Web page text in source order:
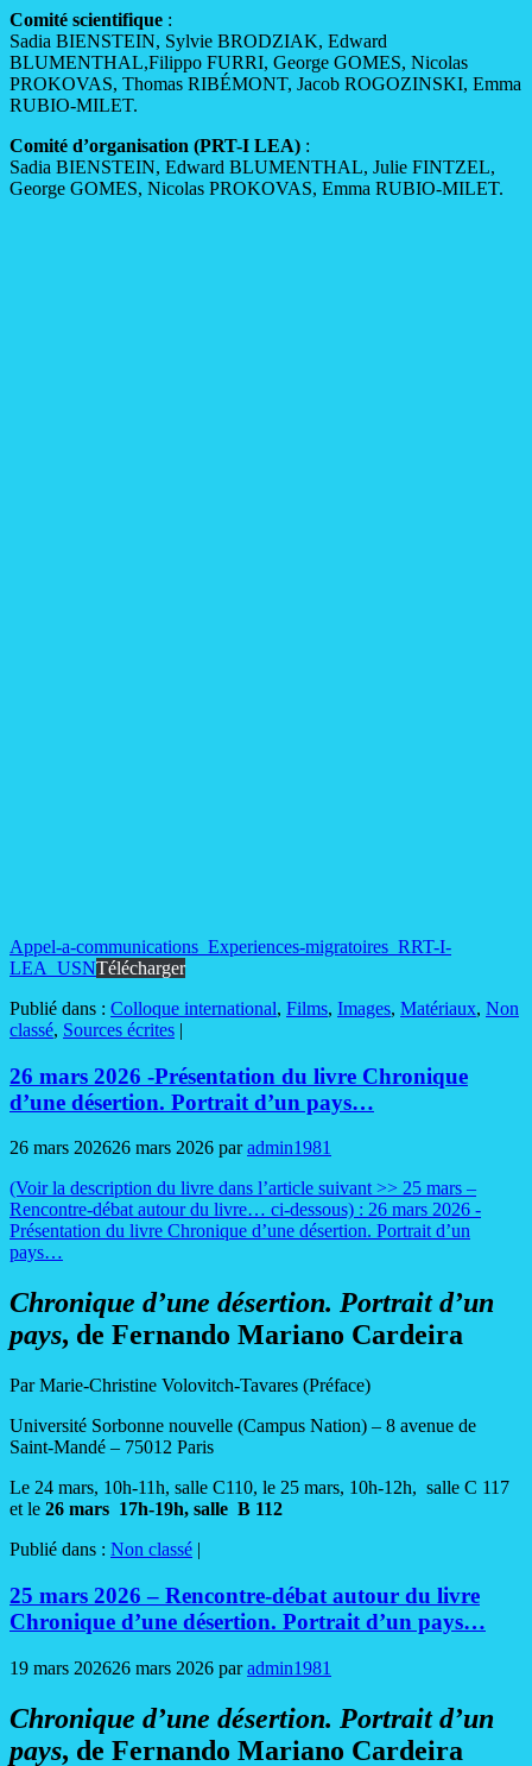
Comité scientifique :
Sadia BIENSTEIN, Sylvie BRODZIAK, Edward
BLUMENTHAL,Filippo FURRI, George GOMES, Nicolas
PROKOVAS, Thomas RIBÉMONT, Jacob ROGOZINSKI, Emma
RUBIO-MILET.
Comité d’organisation (PRT-I LEA) :
Sadia BIENSTEIN, Edward BLUMENTHAL, Julie FINTZEL,
George GOMES, Nicolas PROKOVAS, Emma RUBIO-MILET.
Appel-a-communications_Experiences-migratoires_RRT-I-
LEA_USNTélécharger
Publié dans : Colloque international, Films, Images, Matériaux, Non
classé, Sources écrites |
26 mars 2026 -Présentation du livre Chronique
d’une désertion. Portrait d’un pays…
26 mars 202626 mars 2026 paradmin1981
(Voir la description du livre dans l’article suivant >> 25 mars –
Rencontre-débat autour du livre… ci-dessous) : 26 mars 2026 -
Présentation du livre Chronique d’une désertion. Portrait d’un
pays…
Chronique d’une désertion. Portrait d’un
pays, de Fernando Mariano Cardeira
Par Marie-Christine Volovitch-Tavares (Préface)
Université Sorbonne nouvelle (Campus Nation) – 8 avenue de
Saint-Mandé – 75012 Paris
Le 24 mars, 10h-11h, salle C110, le 25 mars, 10h-12h, salle C 117
et le 26 mars 17h-19h, salle B 112
Publié dans : Non classé |
25 mars 2026 – Rencontre-débat autour du livre
Chronique d’une désertion. Portrait d’un pays…
19 mars 202626 mars 2026 paradmin1981
Chronique d’une désertion. Portrait d’un
pays, de Fernando Mariano Cardeira